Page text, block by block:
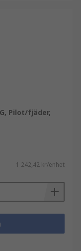
Pilot/fjäder,
1 242,42 kr/enhet